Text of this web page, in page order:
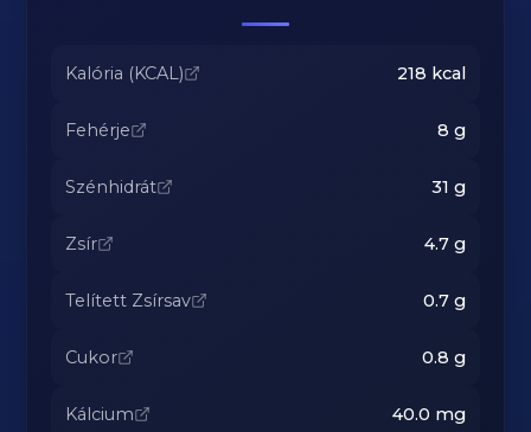
Kalória (KCAL) 218 kcal
Fehérje 8 g
Szénhidrát 31 g
Zsír 4.7g
Telített Zsírsav 0.7g
Cukor 0.8 g
Kálcium 40.0 mg